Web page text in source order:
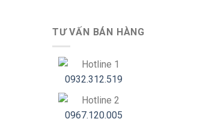
TƯ VẤN BÁN HÀNG
Hotline 1
0932.312.519
Hotline 2
0967.120.005